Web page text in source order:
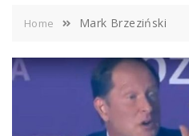
Home Mark Brzeziński